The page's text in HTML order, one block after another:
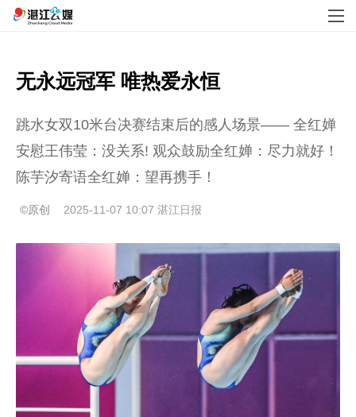
无永远冠军 唯热爱永恒
跳水女双10米台决赛结束后的感人场景—— 全红婵
安慰王伟莹：没关系! 观众鼓励全红婵：尽力就好！
陈芋汐寄语全红婵：望再携手！
©原创 2025-11-07 10:07 湛江日报